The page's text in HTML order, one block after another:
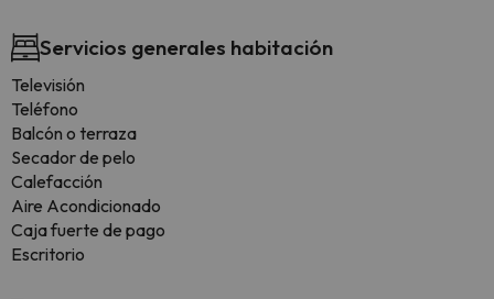
Servicios generales habitación
Televisión
Teléfono
Balcón o terraza
Secador de pelo
Calefacción
Aire Acondicionado
Caja fuerte de pago
Escritorio